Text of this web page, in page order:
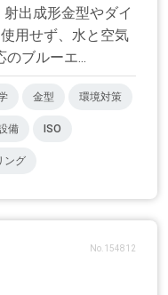
出成形金型やダイ
用せず、水と空気
ブルーエ...
金型 環境対策
備 ISO
ング
No.154812